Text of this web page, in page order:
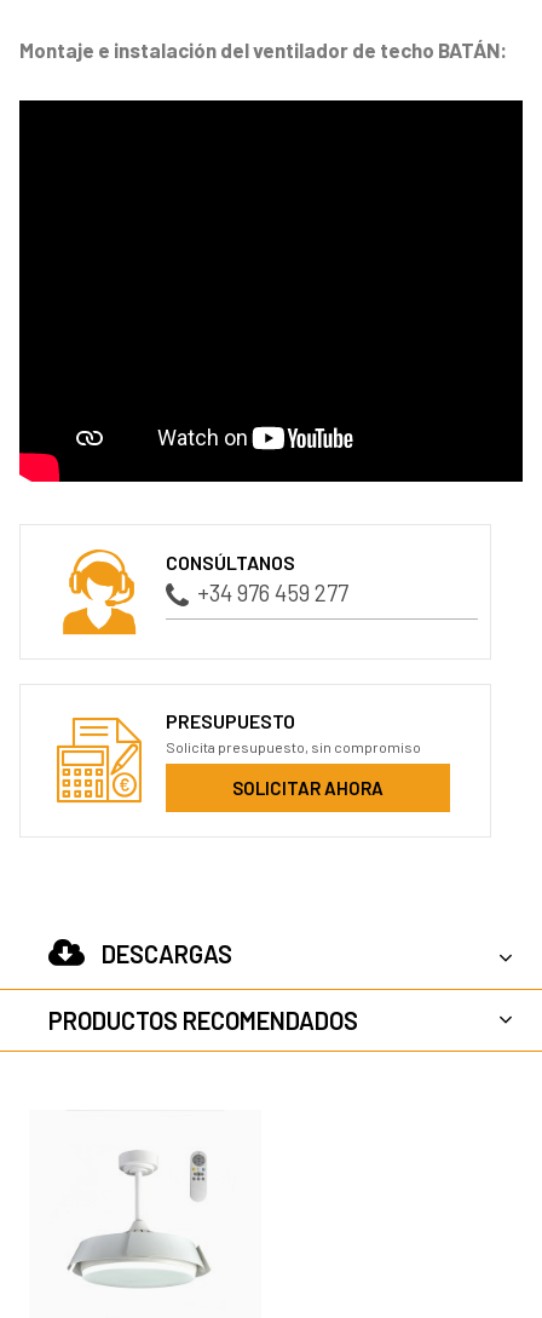
Montaje e instalación del ventilador de techo BATÁN:
CONSÚLTANOS
+34 976 459 277
PRESUPUESTO
Solicita presupuesto, sin compromiso
SOLICITAR AHORA
DESCARGAS
PRODUCTOS RECOMENDADOS